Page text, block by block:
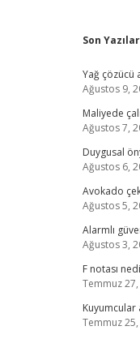
Son Yazılar
Yağ çözücü
Ağustos 9,
Maliyede
Ağustos 7,
Duygusal
Ağustos 6,
Avokado
Ağustos 5,
Alarmlı
Ağustos 3,
F notası
Temmuz
Kuyumcular
Temmuz